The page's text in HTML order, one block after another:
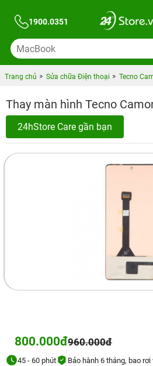
1900.0351
Trang chủ Sửa chữa Điện thoại Tecno
Thay màn hình Tecno
24hStore Care gần bạn
800.000đ960.000đ
45 - 60 phút Bảo hành 6 tháng, bao rơi